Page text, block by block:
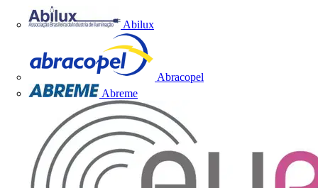
Abilux
Abracopel
Abreme